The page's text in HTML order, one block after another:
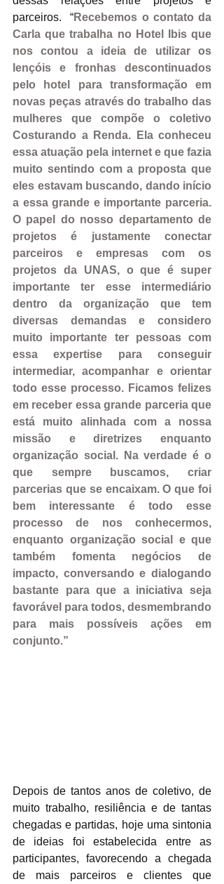
parceiros.  “Recebemos o contato da
Carla que trabalha no Hotel Ibis que
nos contou a ideia de utilizar os
lençóis e fronhas descontinuados
pelo hotel para transformação em
novas peças através do trabalho das
mulheres que compõe o coletivo
Costurando a Renda. Ela conheceu
essa atuação pela internet e que fazia
muito sentindo com a proposta que
eles estavam buscando, dando início
a essa grande e importante parceria.
O papel do nosso departamento de
projetos é justamente conectar
parceiros e empresas com os
projetos da UNAS, o que é super
importante ter esse intermediário
dentro da organização que tem
diversas demandas e considero
muito importante ter pessoas com
essa expertise para conseguir
intermediar, acompanhar e orientar
todo esse processo. Ficamos felizes
em receber essa grande parceria que
está muito alinhada com a nossa
missão e diretrizes enquanto
organização social. Na verdade é o
que sempre buscamos, criar
parcerias que se encaixam. O que foi
bem interessante é todo esse
processo de nos conhecermos,
enquanto organização social e que
também fomenta negócios de
impacto, conversando e dialogando
bastante para que a iniciativa seja
favorável para todos, desmembrando
para mais possíveis ações em
conjunto.”
Depois de tantos anos de coletivo, de
muito trabalho, resiliência e de tantas
chegadas e partidas, hoje uma sintonia
de ideias foi estabelecida entre as
participantes, favorecendo a chegada
de mais parceiros e clientes que